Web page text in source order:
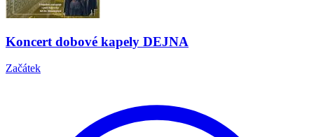
Koncert dobové kapely DEJNA
Začátek